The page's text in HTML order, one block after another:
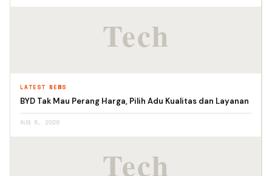
LATEST NEWS
BYD Tak Mau Perang Harga, Pilih Adu Kualitas dan Layanan
AUG 5, 2026